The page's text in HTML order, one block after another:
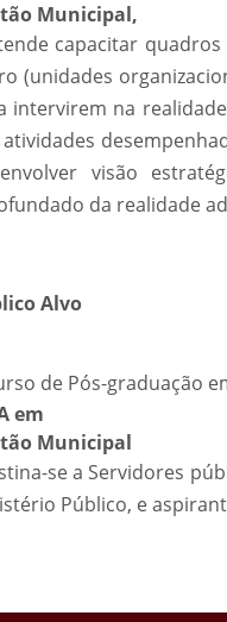
Municipal,
capacitar
(unidades
intervirem na
atividades
visão
da realidade
Alvo
de Pós-graduação
em
Municipal
se a Servidores
Público, e